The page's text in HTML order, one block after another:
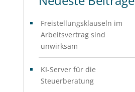
Freistellungsklauseln im
Arbeitsvertrag sind
unwirksam
KI-Server für die
Steuerberatung